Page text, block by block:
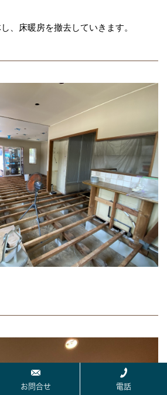
、床暖房を撤去していきます。
お問合せ 電話